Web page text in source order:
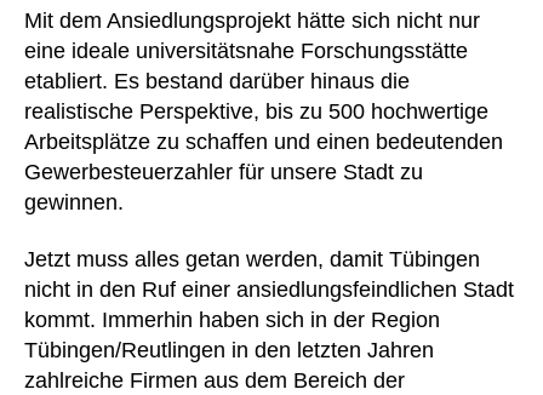
Mit dem Ansiedlungsprojekt hätte sich nicht nur
eine ideale universitätsnahe Forschungsstätte
etabliert. Es bestand darüber hinaus die
realistische Perspektive, bis zu 500 hochwertige
Arbeitsplätze zu schaffen und einen bedeutenden
Gewerbesteuerzahler für unsere Stadt zu
gewinnen.
Jetzt muss alles getan werden, damit Tübingen
nicht in den Ruf einer ansiedlungsfeindlichen Stadt
kommt. Immerhin haben sich in der Region
Tübingen/Reutlingen in den letzten Jahren
zahlreiche Firmen aus dem Bereich der